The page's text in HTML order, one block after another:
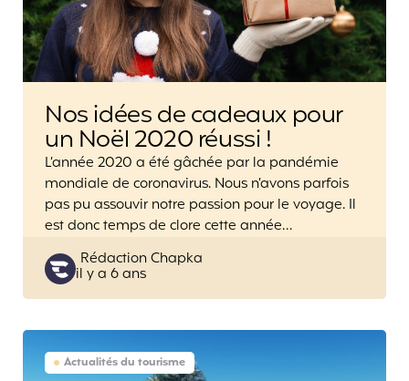
Nos idées de cadeaux pour
un Noël 2020 réussi !
L’année 2020 a été gâchée par la pandémie
mondiale de coronavirus. Nous n’avons parfois
pas pu assouvir notre passion pour le voyage. Il
est donc temps de clore cette année…
Posted
by
Rédaction Chapka
il y a 6 ans
Actualités du tourisme